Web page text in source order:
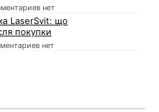
нет
LaserSvit: що
покупки
нет